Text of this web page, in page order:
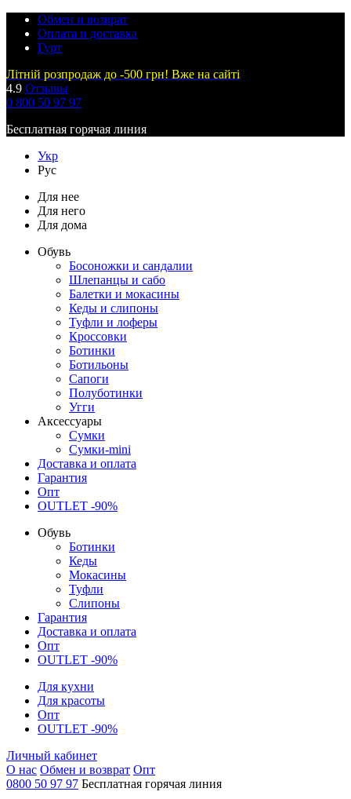
Обмен и возврат
Оплата и доставка
Гурт
Літній розпродаж до -500 грн! Вже на сайті
4.9 Отзывы
0 800 50 97 97
Бесплатная горячая линия
Укр
Рус
Для нее
Для него
Для дома
Обувь
Босоножки и сандалии
Шлепанцы и сабо
Балетки и мокасины
Кеды и слипоны
Туфли и лоферы
Кроссовки
Ботинки
Ботильоны
Сапоги
Полуботинки
Угги
Аксессуары
Сумки
Сумки-mini
Доставка и оплата
Гарантия
Опт
OUTLET -90%
Обувь
Ботинки
Кеды
Мокасины
Туфли
Слипоны
Гарантия
Доставка и оплата
Опт
OUTLET -90%
Для кухни
Для красоты
Опт
OUTLET -90%
Личный кабинет
О нас Обмен и возврат Опт
0800 50 97 97 Бесплатная горячая линия